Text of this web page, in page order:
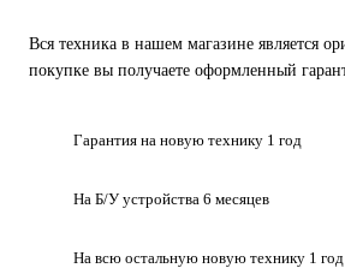
Вся техника в нашем магазине является
покупке вы получаете оформленный
Гарантия на новую технику 1 год
На Б/У устройства 6 месяцев
На всю остальную новую технику 1 год